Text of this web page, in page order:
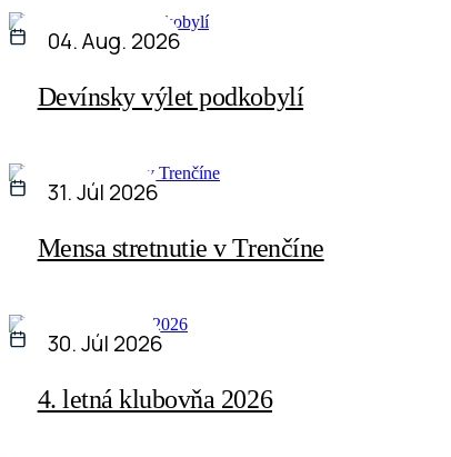
04. Aug. 2026
Devínsky výlet podkobylí
31. Júl 2026
Mensa stretnutie v Trenčíne
30. Júl 2026
4. letná klubovňa 2026